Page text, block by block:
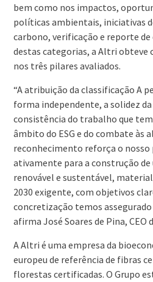
bem como nos impactos,
políticas ambientais, iniciativas
carbono, verificação e reporte de
destas categorias, a Altri obteve
nos três pilares avaliados.
“A atribuição da classificação A
forma independente, a solidez
consistência do trabalho que
âmbito do ESG e do combate às
reconhecimento reforça o
ativamente para a construção de
renovável e sustentável,
2030 exigente, com objetivos
concretização temos
afirma José Soares de Pina, CEO
A Altri é uma empresa da
europeu de referência de fibras
florestas certificadas. O Grupo